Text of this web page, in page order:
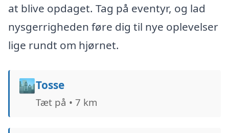
at blive opdaget. Tag på eventyr, og lad
nysgerrigheden føre dig til nye oplevelser
lige rundt om hjørnet.
🏙️Tosse
Tæt på • 7 km